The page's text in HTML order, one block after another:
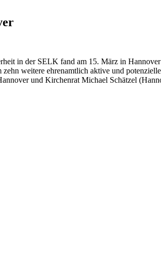
in der SELK fand am 15. März in
weitere ehrenamtlich aktive und
und Kirchenrat Michael Schätzel